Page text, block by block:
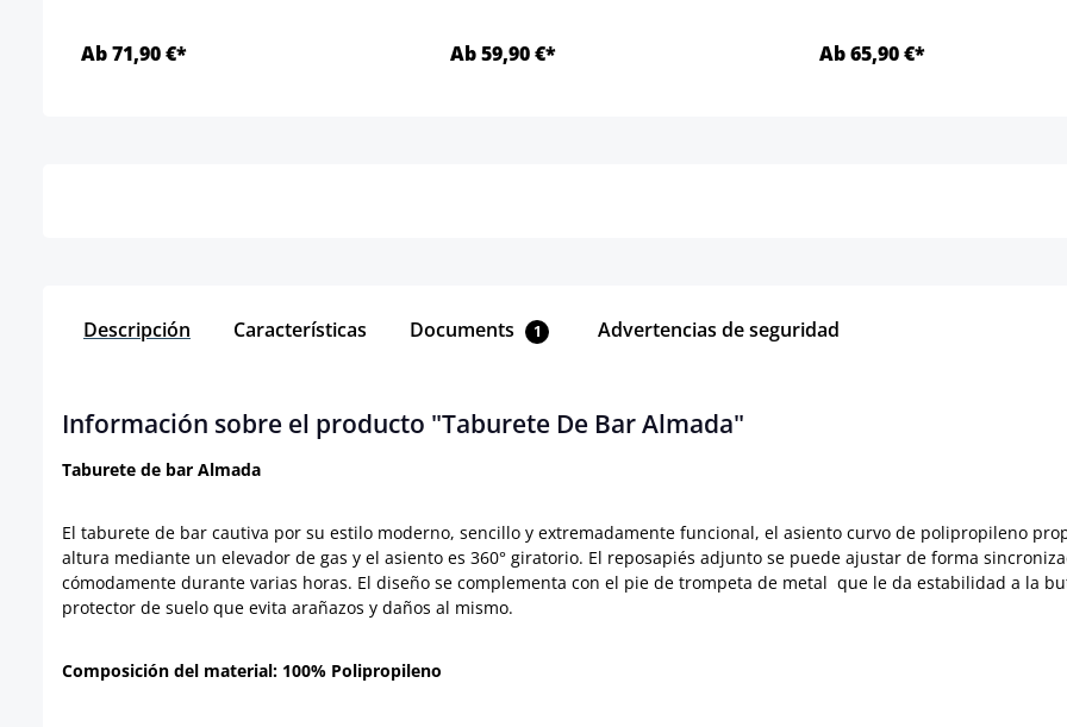
Ab 71,90 €* Ab 59,90 €* Ab 65,90 €*
Descripción Características Documents 1 Advertencias de seguridad
Información sobre el producto "Taburete De Bar Almada"
Taburete de bar Almada
El taburete de bar cautiva por su estilo moderno, sencillo y extremadamente funcional, el asiento curvo de polipropileno
altura mediante un elevador de gas y el asiento es 360° giratorio. El reposapiés adjunto se puede ajustar de forma
cómodamente durante varias horas. El diseño se complementa con el pie de trompeta de metal que le da estabilidad a la
protector de suelo que evita arañazos y daños al mismo.
Composición del material: 100% Polipropileno